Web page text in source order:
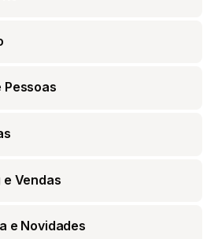
Pessoas
Vendas
e Novidades